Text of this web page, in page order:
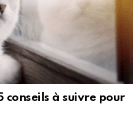
conseils à suivre pour